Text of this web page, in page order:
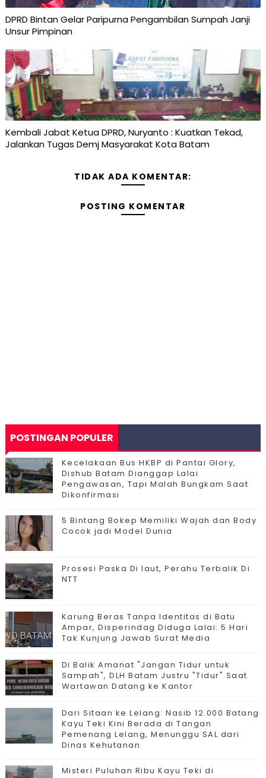
DPRD Bintan Gelar Paripurna Pengambilan Sumpah Janji
Unsur Pimpinan
Kembali Jabat Ketua DPRD, Nuryanto : Kuatkan Tekad,
Jalankan Tugas Demj Masyarakat Kota Batam
TIDAK ADA KOMENTAR:
POSTING KOMENTAR
POSTINGAN POPULER
Kecelakaan Bus HKBP di Pantai Glory,
Dishub Batam Dianggap Lalai
Pengawasan, Tapi Malah Bungkam Saat
Dikonfirmasi
5 Bintang Bokep Memiliki Wajah dan Body
Cocok jadi Model Dunia
Prosesi Paska Di laut, Perahu Terbalik Di
NTT
Karung Beras Tanpa Identitas di Batu
Ampar, Disperindag Diduga Lalai: 5 Hari
Tak Kunjung Jawab Surat Media
Di Balik Amanat "Jangan Tidur untuk
Sampah", DLH Batam Justru "Tidur" Saat
Wartawan Datang ke Kantor
Dari Sitaan ke Lelang: Nasib 12.000 Batang
Kayu Teki Kini Berada di Tangan
Pemenang Lelang, Menunggu SAL dari
Dinas Kehutanan
Misteri Puluhan Ribu Kayu Teki di